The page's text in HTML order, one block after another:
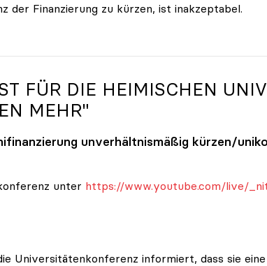
der Finanzierung zu kürzen, ist inakzeptabel.
zu demonstrieren lohnt
FÜR DIE HEIMISCHEN
MEHR"
unverhältnismäßig kürzen/uniko
unter https://www.youtube.com/live/
Universitätenkonferenz informiert, dass sie